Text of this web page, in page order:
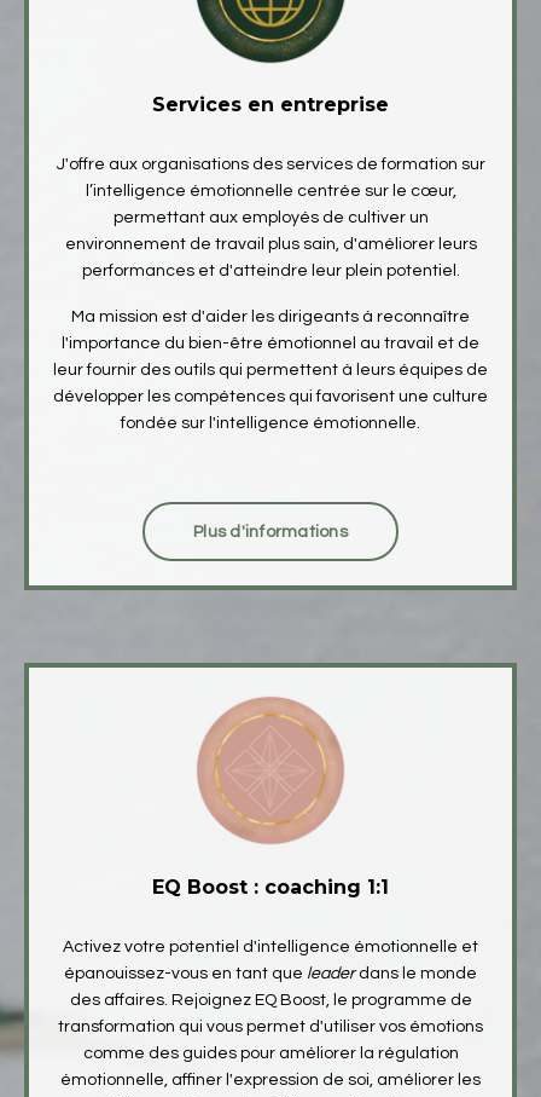
Services en entreprise
J'offre aux organisations des services de formation sur
l’intelligence émotionnelle centrée sur le cœur,
permettant aux employés de cultiver un
environnement de travail plus sain, d'améliorer leurs
performances et d'atteindre leur plein potentiel.
Ma mission est d'aider les dirigeants à reconnaître
l'importance du bien-être émotionnel au travail et de
leur fournir des outils qui permettent à leurs équipes de
développer les compétences qui favorisent une culture
fondée sur l'intelligence émotionnelle.
Plus d'informations
EQ Boost : coaching 1:1
Activez votre potentiel d'intelligence émotionnelle et
épanouissez-vous en tant que leaderdans le monde
des affaires. Rejoignez EQ Boost, le programme de
transformation qui vous permet d'utiliser vos émotions
comme des guides pour améliorer la régulation
émotionnelle, affiner l'expression de soi, améliorer les